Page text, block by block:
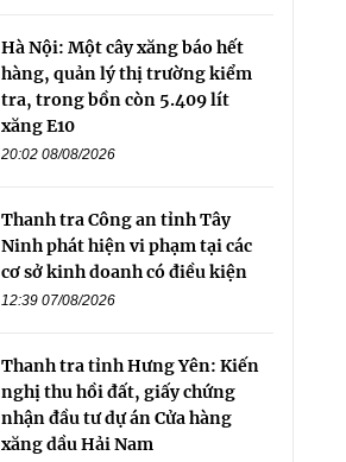
Hà Nội: Một cây xăng báo hết
hàng, quản lý thị trường kiểm
tra, trong bồn còn 5.409 lít
xăng E10
20:02 08/08/2026
Thanh tra Công an tỉnh Tây
Ninh phát hiện vi phạm tại các
cơ sở kinh doanh có điều kiện
12:39 07/08/2026
Thanh tra tỉnh Hưng Yên: Kiến
nghị thu hồi đất, giấy chứng
nhận đầu tư dự án Cửa hàng
xăng dầu Hải Nam